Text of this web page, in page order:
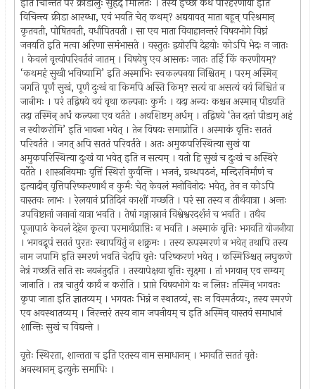
विचिन्त्य क्रीडा आरब्धा, एवं भवति चेत् कथम्? अद्ययावत् माता बहून् परिश्रमान्
कृतवती, पोषितवती, वर्धापितवती । सा एव माता विवाहानन्तरं विषयभोगे विघ्नं
जनयति इति मत्वा अरिणा समंभासते । वस्तुतः द्वयोरपि देहयोः कोऽपि भेदः न जातः
। केवलं वृत्त्यांपरिवर्तनं जातम् । विषयेषु एव आसक्तः जातः तर्हि किं करणीयम्?
‘कथमहं सुखी भविष्यामि’ इति अस्माभिः स्वकल्पनया निश्चितम् । परम् अस्मिन्
जगति पूर्णं सुखं, पूर्णं दुःखं वा किमपि अस्ति किम्? सत्यं वा असत्यं वयं निश्चितं न
जानीमः । परं तद्विषये वयं वृथा कल्पनाः कुर्मः । यदा अन्यः कश्चन अस्मान् पीडयति
तदा तस्मिन् अर्धं कल्पना एव वर्तते । अवशिष्टम् अर्धम् । तद्विषये ‘तेन दत्तां पीडाम् अहं
न स्वीकरोमि’ इति भावना भवेत् । तेन विषयः समाप्नोति । अस्माकं वृत्तिः सततं
परिवर्तते । जगत् अपि सततं परिवर्तते । अतः अमुकपरिस्थित्या सुखं वा
अमुकपरिस्थित्या दुःखं वा भवेत् इति न सत्यम् । यतो हि सुखं च दुःखं च अस्थिरे
वर्तेते । शास्त्रनियमाः वृत्तिं स्थिरां कुर्वन्ति । भजनं, ग्रन्थपठनं, मन्दिरनिर्माणं च
इत्यादीन् वृत्तिपरिष्करणार्थं न कुर्मः चेत् केवलं मनोविनोदः भवेत्, तेन न कोऽपि
वास्तवः लाभः । रेलयानं प्रतिदिनं काशीं गच्छति । परं सा तस्य न तीर्थयात्रा । अन्तः
उपविष्टानां जनानां यात्रा भवति । तेषां गङ्गास्नानं विश्वेश्वरदर्शनं च भवति । तथैव
पूजापाठं केवलं देहेन कृत्वा परमार्थप्राप्तिः न भवति । अस्माकं वृत्तिः भगवति योजनीया
। भगवद्रूपं सततं पुरतः स्थापयितुं न शक्नुमः । तस्य रूपस्मरणं न भवेत् तथापि तस्य
नाम जपामि इति स्मरणं भवति चेदपि वृत्तेः परिष्करणं भवेत् । कस्मिञ्श्चित् लघुकणे
नेत्रं गच्छति सति सः नयनंतुदति । तस्यापेक्षया वृत्तिः सूक्ष्मा । तां भगवान् एव सम्यग्
जानाति । तत्र चातुर्यं कार्यं न करोति । प्राप्ते विषयभोगे यः न लिप्तः तस्मिन् भगवतः
कृपा जाता इति ज्ञातव्यम् । भगवतः भिन्नं न स्थातव्यं, सः न विस्मर्तव्यः, तस्य स्मरणे
एव अवस्थातव्यम् । निरन्तरं तस्य नाम जपनीयम् च इति अस्मिन् वास्तवं समाधानं
शान्तिः सुखं च विद्यन्ते ।
वृत्तेः स्थिरता, शान्तता च इति एतस्य नाम समाधानम् । भगवति सततं वृत्तेः
अवस्थानम् इत्युक्ते समाधिः ।